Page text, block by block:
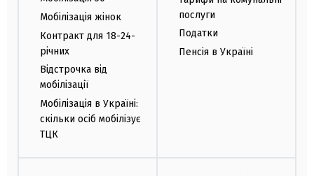
Мобілізація жінок
Контракт для 18-24-
річних
Відстрочка від
мобілізації
Мобілізація в Україні:
скільки осіб мобілізує
ТЦК
послуги
Податки
Пенсія в Україні